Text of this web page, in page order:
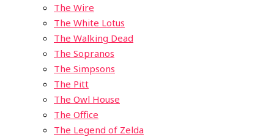
The Wire
The White Lotus
The Walking Dead
The Sopranos
The Simpsons
The Pitt
The Owl House
The Office
The Legend of Zelda